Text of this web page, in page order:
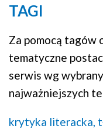
TAGI
Za pomocą tagów
tematyczne
serwis wg
najważniejszych
krytyka literacka,